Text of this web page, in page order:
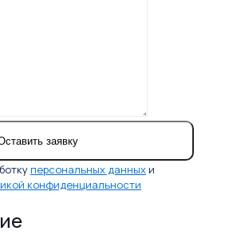
персональных данных и
конфиденциальности